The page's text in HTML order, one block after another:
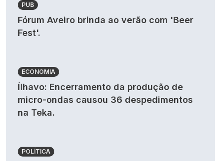
PUB
Fórum Aveiro brinda ao verão com 'Beer
Fest'.
ECONOMIA
Ílhavo: Encerramento da produção de
micro-ondas causou 36 despedimentos
na Teka.
POLÍTICA